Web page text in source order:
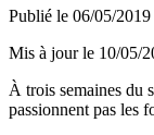
Publié le 06/05/
Mis à jour le 10/05/
À trois semaines du
passionnent pas les